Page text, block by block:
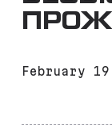
February